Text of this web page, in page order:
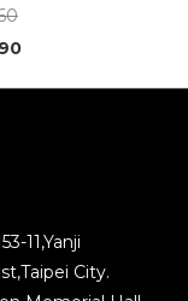
11,Yanji
City.